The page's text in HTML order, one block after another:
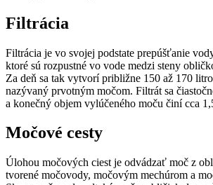
Filtrácia
Filtrácia je vo svojej podstate prepúšťanie
ktoré sú rozpustné vo vode medzi steny
Za deň sa tak vytvorí približne 150 až 170
nazývaný prvotným močom. Filtrát sa
a konečný objem vylúčeného moču činí cca
Močové cesty
Úlohou močových ciest je odvádzať moč z
tvorené močovody, močovým mechúrom a